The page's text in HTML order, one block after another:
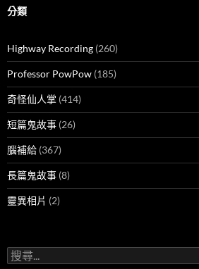
分類
Highway Recording (260)
Professor PowPow (185)
奇怪仙人掌 (414)
短篇鬼故事 (26)
腦補給 (367)
長篇鬼故事 (8)
靈異相片 (2)
搜
尋